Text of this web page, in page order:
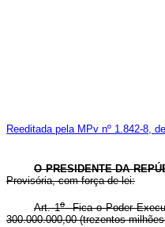
Reeditada pela MPv nº 1.842-8,
O PRESIDENTE DA
Provisória, com força de lei:
Art. 1oFica o Poder
300.000.000,00 (trezentos